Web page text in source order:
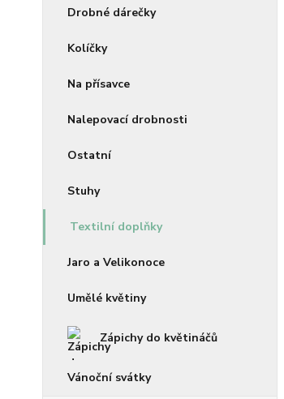
Drobné dárečky
Kolíčky
Na přísavce
Nalepovací drobnosti
Ostatní
Stuhy
Textilní doplňky
Jaro a Velikonoce
Umělé květiny
Zápichy do květináčů
Vánoční svátky